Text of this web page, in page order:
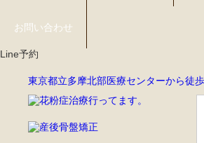
お問い合わせ
Line予約
東京都立多摩北部医療センターから徒